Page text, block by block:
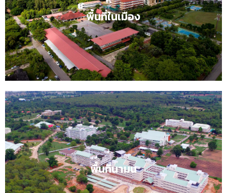
พื้นที่ในเมือง
ปรัชญา
ความรู้สร้างคุณค่า ภูมิปัญญาสร้างสังคม
พื้นที่นามน
ปณิธาน
สร้างคนดี มีงานทำ ชี้นำสังคม
พื้นที่นามนคลิก